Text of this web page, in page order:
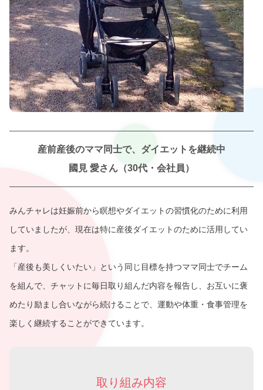
産前産後のママ同士で、ダイエットを継続中
國見 愛さん（30代・会社員）
みんチャレは妊娠前から瞑想やダイエットの習慣化のために利用
していましたが、現在は特に産後ダイエットのために活用してい
ます。
「産後も美しくいたい」という同じ目標を持つママ同士でチーム
を組んで、チャットに毎日取り組んだ内容を報告し、お互いに褒
めたり励まし合いながら続けることで、運動や体重・食事管理を
楽しく継続することができています。
取り組み内容